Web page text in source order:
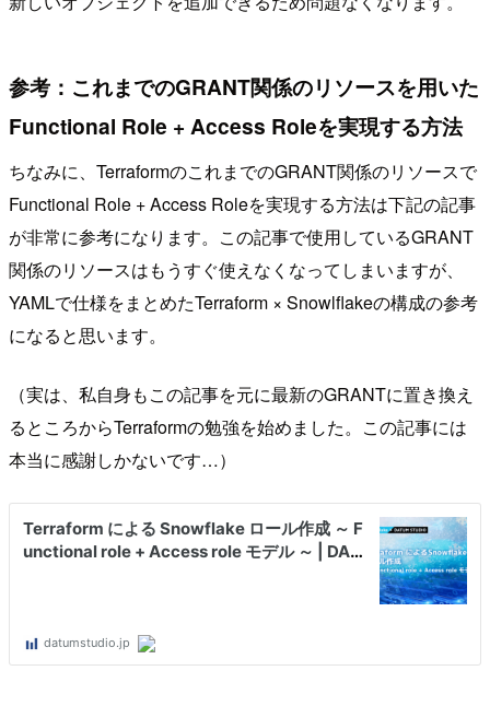
参考：これまでのGRANT関係のリソースを用いた
Functional Role + Access Roleを実現する方法
ちなみに、TerraformのこれまでのGRANT関係のリソースで
Functional Role + Access Roleを実現する方法は下記の記事
が非常に参考になります。この記事で使用しているGRANT
関係のリソースはもうすぐ使えなくなってしまいますが、
YAMLで仕様をまとめたTerraform × Snowlflakeの構成の参考
になると思います。
（実は、私自身もこの記事を元に最新のGRANTに置き換え
るところからTerraformの勉強を始めました。この記事には
本当に感謝しかないです…）